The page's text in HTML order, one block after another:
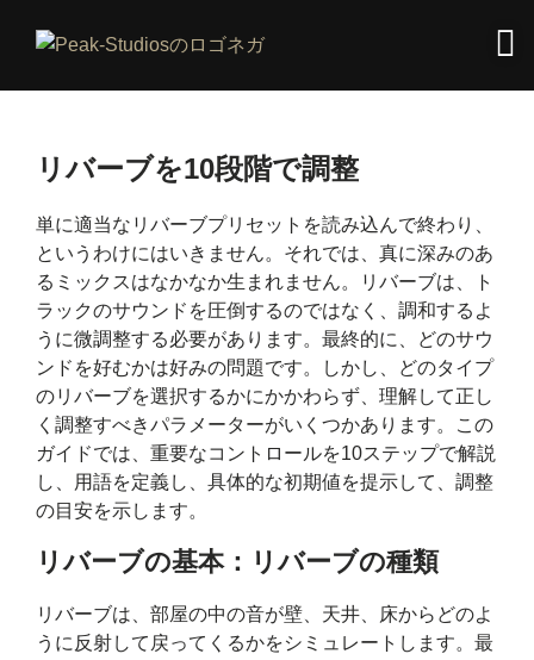
リバーブを10段階で調整
単に適当なリバーブプリセットを読み込んで終わり、
というわけにはいきません。それでは、真に深みのあ
るミックスはなかなか生まれません。リバーブは、ト
ラックのサウンドを圧倒するのではなく、調和するよ
うに微調整する必要があります。最終的に、どのサウ
ンドを好むかは好みの問題です。しかし、どのタイプ
のリバーブを選択するかにかかわらず、理解して正し
く調整すべきパラメーターがいくつかあります。この
ガイドでは、重要なコントロールを10ステップで解説
し、用語を定義し、具体的な初期値を提示して、調整
の目安を示します。
リバーブの基本：リバーブの種類
リバーブは、部屋の中の音が壁、天井、床からどのよ
うに反射して戻ってくるかをシミュレートします。最